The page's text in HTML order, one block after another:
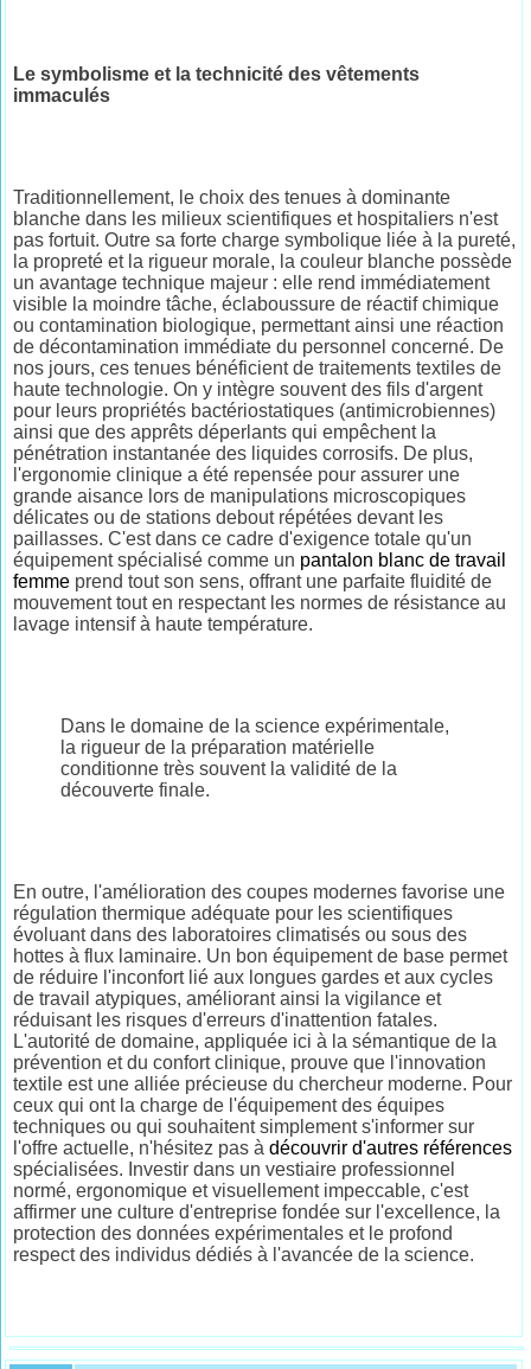
Le symbolisme et la technicité des vêtements
immaculés
Traditionnellement, le choix des tenues à dominante
blanche dans les milieux scientifiques et hospitaliers n'est
pas fortuit. Outre sa forte charge symbolique liée à la pureté,
la propreté et la rigueur morale, la couleur blanche possède
un avantage technique majeur : elle rend immédiatement
visible la moindre tâche, éclaboussure de réactif chimique
ou contamination biologique, permettant ainsi une réaction
de décontamination immédiate du personnel concerné. De
nos jours, ces tenues bénéficient de traitements textiles de
haute technologie. On y intègre souvent des fils d'argent
pour leurs propriétés bactériostatiques (antimicrobiennes)
ainsi que des apprêts déperlants qui empêchent la
pénétration instantanée des liquides corrosifs. De plus,
l'ergonomie clinique a été repensée pour assurer une
grande aisance lors de manipulations microscopiques
délicates ou de stations debout répétées devant les
paillasses. C'est dans ce cadre d'exigence totale qu'un
équipement spécialisé comme un pantalon blanc de travail
femme prend tout son sens, offrant une parfaite fluidité de
mouvement tout en respectant les normes de résistance au
lavage intensif à haute température.
Dans le domaine de la science expérimentale,
la rigueur de la préparation matérielle
conditionne très souvent la validité de la
découverte finale.
En outre, l'amélioration des coupes modernes favorise une
régulation thermique adéquate pour les scientifiques
évoluant dans des laboratoires climatisés ou sous des
hottes à flux laminaire. Un bon équipement de base permet
de réduire l'inconfort lié aux longues gardes et aux cycles
de travail atypiques, améliorant ainsi la vigilance et
réduisant les risques d'erreurs d'inattention fatales.
L'autorité de domaine, appliquée ici à la sémantique de la
prévention et du confort clinique, prouve que l'innovation
textile est une alliée précieuse du chercheur moderne. Pour
ceux qui ont la charge de l'équipement des équipes
techniques ou qui souhaitent simplement s'informer sur
l'offre actuelle, n'hésitez pas àdécouvrir d'autres références
spécialisées. Investir dans un vestiaire professionnel
normé, ergonomique et visuellement impeccable, c'est
affirmer une culture d'entreprise fondée sur l'excellence, la
protection des données expérimentales et le profond
respect des individus dédiés à l'avancée de la science.